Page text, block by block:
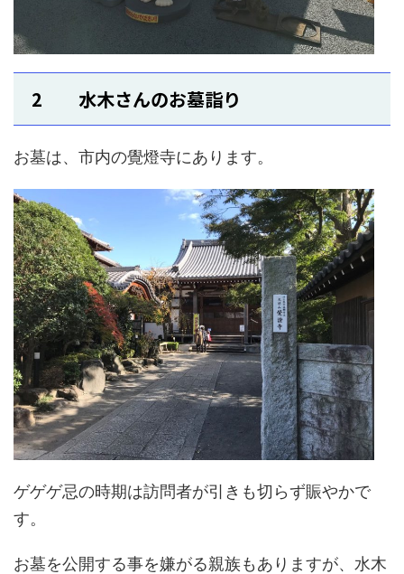
2 水木さんのお墓詣り
お墓は、市内の覺燈寺にあります。
ゲゲゲ忌の時期は訪問者が引きも切らず賑やかで
す。
お墓を公開する事を嫌がる親族もありますが、水木